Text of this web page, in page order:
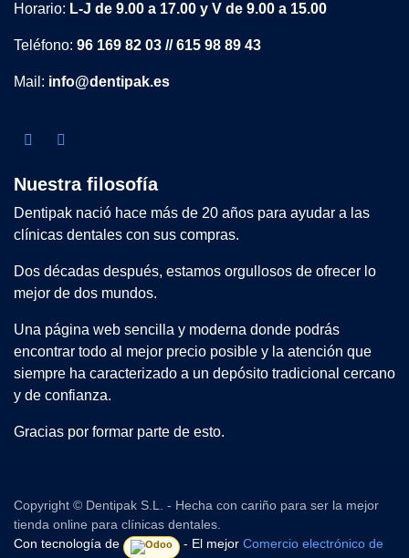
Horario: L-J de 9.00 a 17.00 y V de 9.00 a 15.00
Teléfono: 96 169 82 03 // 615 98 89 43
Mail: info@dentipak.es
Nuestra filosofía
Dentipak nació hace más de 20 años para ayudar a las
clínicas dentales con sus compras.
Dos décadas después, estamos orgullosos de ofrecer lo
mejor de dos mundos.
Una página web sencilla y moderna donde podrás
encontrar todo al mejor precio posible y la atención que
siempre ha caracterizado a un depósito tradicional cercano
y de confianza.
Gracias por formar parte de esto.
Copyright © Dentipak S.L. - Hecha con cariño para ser la mejor
tienda online para clínicas dentales.
Con tecnología de
- El mejor Comercio electrónico de